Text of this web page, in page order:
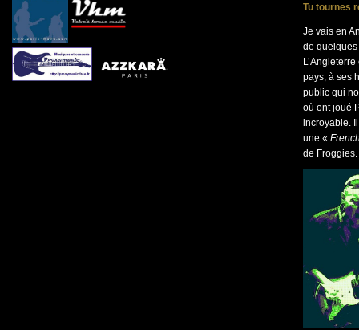
Tu tournes
Je vais en
de
pays, à ses
public qui
où ont joué
incroyable.
une «
de Froggies.